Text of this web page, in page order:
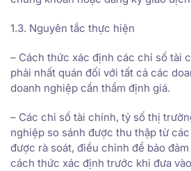
1.3. Nguyên tắc thực hiện
– Cách thức xác định các chỉ số tài
phải nhất quán đối với tất cả các
doanh nghiệp cần thẩm định giá.
– Các chỉ số tài chính, tỷ số thị
nghiệp so sánh được thu thập từ
được rà soát, điều chỉnh để bảo
cách thức xác định trước khi đưa